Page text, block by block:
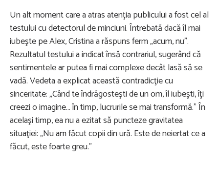
Un alt moment care a atras atenţia publicului a fost cel al
testului cu detectorul de minciuni. Întrebată dacă îl mai
iubeşte pe Alex, Cristina a răspuns ferm „acum, nu”.
Rezultatul testului a indicat însă contrariul, sugerând că
sentimentele ar putea fi mai complexe decât lasă să se
vadă. Vedeta a explicat această contradicţie cu
sinceritate: „Când te îndrăgosteşti de un om, îl iubeşti, îţi
creezi o imagine… în timp, lucrurile se mai transformă.” În
acelaşi timp, ea nu a ezitat să puncteze gravitatea
situaţiei: „Nu am făcut copii din ură. Este de neiertat ce a
făcut, este foarte greu.”